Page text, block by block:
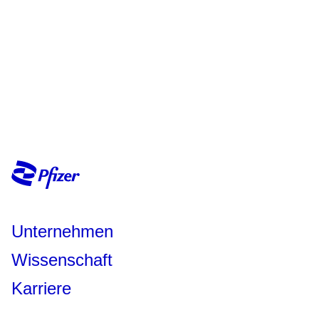
Unternehmen
Wissenschaft
Karriere